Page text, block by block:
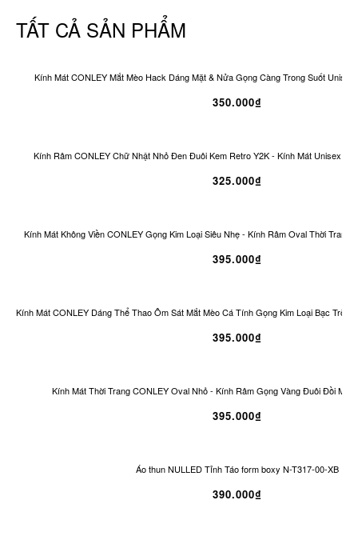
TẤT CẢ SẢN PHẨM
Kính Mát CONLEY Mắt Mèo Hack Dáng Mặt & Nửa Gọng Càng Trong Suốt
350.000₫
Kính Râm CONLEY Chữ Nhật Nhỏ Đen Đuôi Kem Retro Y2K - Kính Mát Unisex
325.000₫
Kính Mát Không Viền CONLEY Gọng Kim Loại Siêu Nhẹ - Kính Râm Oval Thời Trang
395.000₫
Kính Mát CONLEY Dáng Thể Thao Ôm Sát Mắt Mèo Cá Tính Gọng Kim Loại Bạc
395.000₫
Kính Mát Thời Trang CONLEY Oval Nhỏ - Kính Râm Gọng Vàng Đuôi Đồi Mồi
395.000₫
Áo thun NULLED Tỉnh Táo form boxy N-T317-00-XB
390.000₫